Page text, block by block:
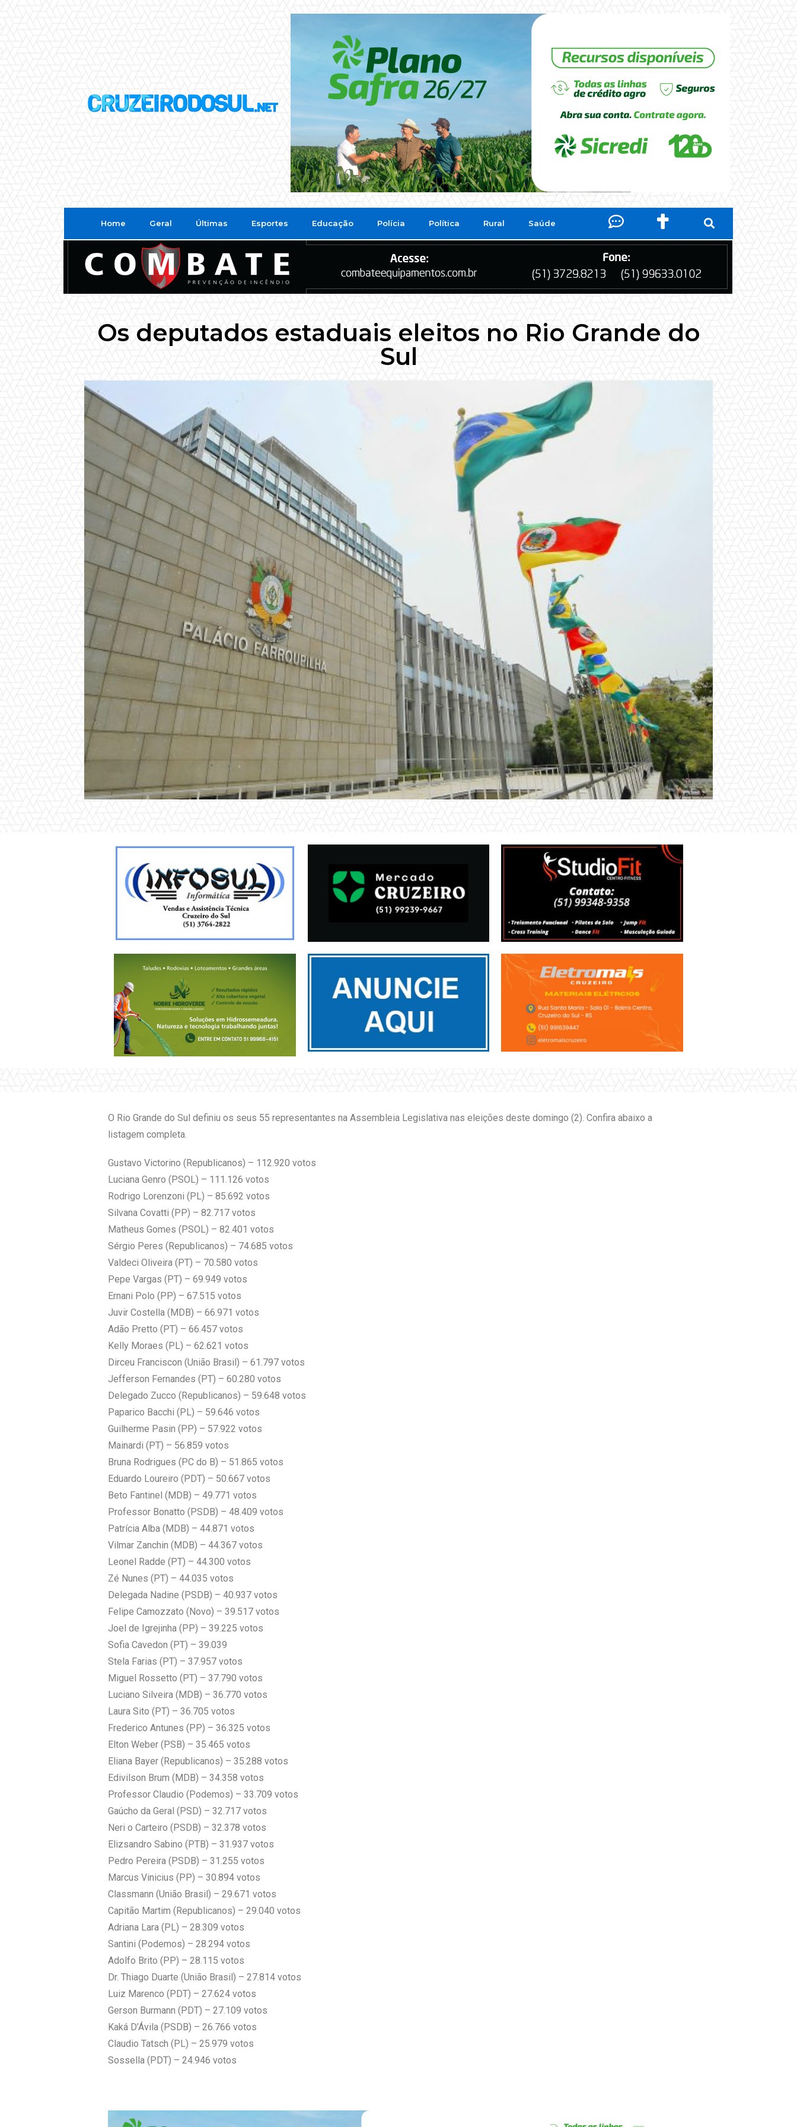
Home Geral Últimas Esportes Educação Polícia Política Rural Saúde
Os deputados estaduais eleitos no Rio Grande do
Sul
O Rio Grande do Sul definiu os seus 55 representantes na Assembleia Legislativa nas eleições deste domingo (2). Confira abaixo a
listagem completa.
Gustavo Victorino (Republicanos) – 112.920 votos
Luciana Genro (PSOL) – 111.126 votos
Rodrigo Lorenzoni (PL) – 85.692 votos
Silvana Covatti (PP) – 82.717 votos
Matheus Gomes (PSOL) – 82.401 votos
Sérgio Peres (Republicanos) – 74.685 votos
Valdeci Oliveira (PT) – 70.580 votos
Pepe Vargas (PT) – 69.949 votos
Ernani Polo (PP) – 67.515 votos
Juvir Costella (MDB) – 66.971 votos
Adão Pretto (PT) – 66.457 votos
Kelly Moraes (PL) – 62.621 votos
Dirceu Franciscon (União Brasil) – 61.797 votos
Jefferson Fernandes (PT) – 60.280 votos
Delegado Zucco (Republicanos) – 59.648 votos
Paparico Bacchi (PL) – 59.646 votos
Guilherme Pasin (PP) – 57.922 votos
Mainardi (PT) – 56.859 votos
Bruna Rodrigues (PC do B) – 51.865 votos
Eduardo Loureiro (PDT) – 50.667 votos
Beto Fantinel (MDB) – 49.771 votos
Professor Bonatto (PSDB) – 48.409 votos
Patrícia Alba (MDB) – 44.871 votos
Vilmar Zanchin (MDB) – 44.367 votos
Leonel Radde (PT) – 44.300 votos
Zé Nunes (PT) – 44.035 votos
Delegada Nadine (PSDB) – 40.937 votos
Felipe Camozzato (Novo) – 39.517 votos
Joel de Igrejinha (PP) – 39.225 votos
Sofia Cavedon (PT) – 39.039
Stela Farias (PT) – 37.957 votos
Miguel Rossetto (PT) – 37.790 votos
Luciano Silveira (MDB) – 36.770 votos
Laura Sito (PT) – 36.705 votos
Frederico Antunes (PP) – 36.325 votos
Elton Weber (PSB) – 35.465 votos
Eliana Bayer (Republicanos) – 35.288 votos
Edivilson Brum (MDB) – 34.358 votos
Professor Claudio (Podemos) – 33.709 votos
Gaúcho da Geral (PSD) – 32.717 votos
Neri o Carteiro (PSDB) – 32.378 votos
Elizsandro Sabino (PTB) – 31.937 votos
Pedro Pereira (PSDB) – 31.255 votos
Marcus Vinicius (PP) – 30.894 votos
Classmann (União Brasil) – 29.671 votos
Capitão Martim (Republicanos) – 29.040 votos
Adriana Lara (PL) – 28.309 votos
Santini (Podemos) – 28.294 votos
Adolfo Brito (PP) – 28.115 votos
Dr. Thiago Duarte (União Brasil) – 27.814 votos
Luiz Marenco (PDT) – 27.624 votos
Gerson Burmann (PDT) – 27.109 votos
Kaká D’Ávila (PSDB) – 26.766 votos
Claudio Tatsch (PL) – 25.979 votos
Sossella (PDT) – 24.946 votos